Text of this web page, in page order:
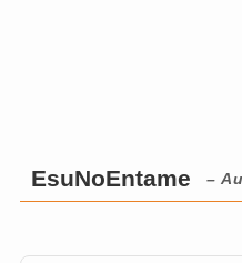
EsuNoEntame –